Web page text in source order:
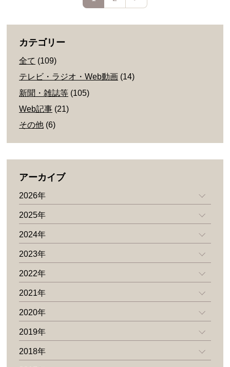
カテゴリー
全て (109)
テレビ・ラジオ・Web動画 (14)
新聞・雑誌等 (105)
Web記事 (21)
その他 (6)
アーカイブ
2026年
2025年
2024年
2023年
2022年
2021年
2020年
2019年
2018年